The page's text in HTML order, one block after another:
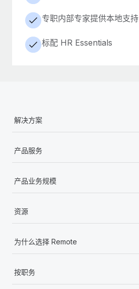
专职内部专家提供本地支持
标配 HR Essentials
解决方案
产品服务
产品业务规模
资源
为什么选择 Remote
按职务